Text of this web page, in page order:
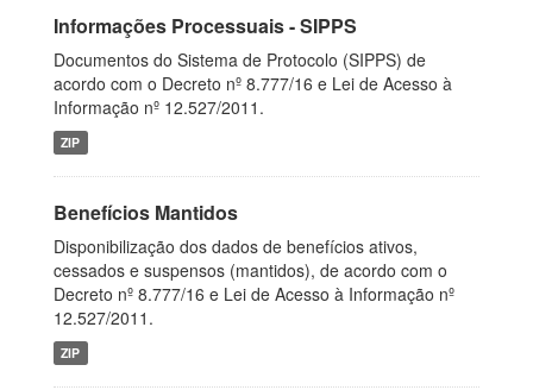
Informações Processuais - SIPPS
Documentos do Sistema de Protocolo (SIPPS) de
acordo com o Decreto nº 8.777/16 e Lei de Acesso à
Informação nº 12.527/2011.
ZIP
Benefícios Mantidos
Disponibilização dos dados de benefícios ativos,
cessados e suspensos (mantidos), de acordo com o
Decreto nº 8.777/16 e Lei de Acesso à Informação nº
12.527/2011.
ZIP